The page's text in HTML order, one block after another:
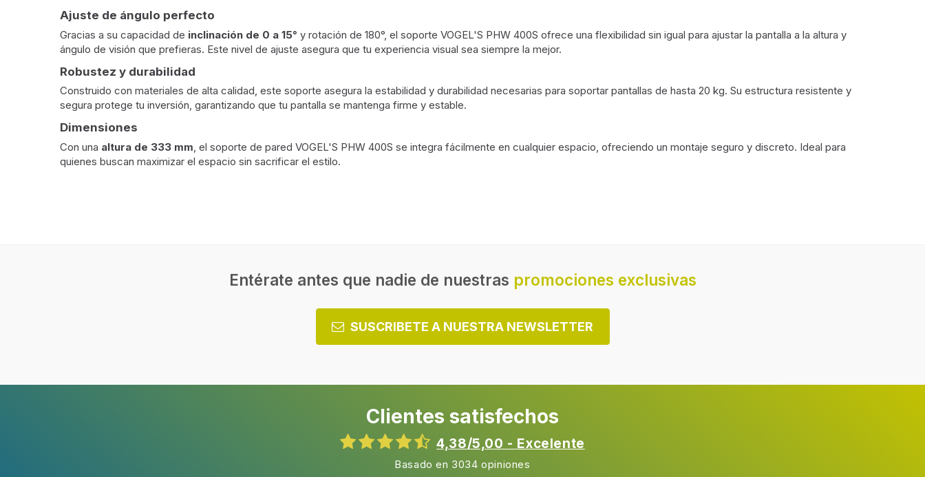
Ajuste de ángulo perfecto
Gracias a su capacidad de inclinación de 0 a 15° y rotación de 180°, el soporte VOGEL'S PHW 400S ofrece una flexibilidad sin igual para ajustar la pantalla a la altura y
ángulo de visión que prefieras. Este nivel de ajuste asegura que tu experiencia visual sea siempre la mejor.
Robustez y durabilidad
Construido con materiales de alta calidad, este soporte asegura la estabilidad y durabilidad necesarias para soportar pantallas de hasta 20 kg. Su estructura resistente y
segura protege tu inversión, garantizando que tu pantalla se mantenga firme y estable.
Dimensiones
Con una altura de 333 mm , el soporte de pared VOGEL'S PHW 400S se integra fácilmente en cualquier espacio, ofreciendo un montaje seguro y discreto. Ideal para
quienes buscan maximizar el espacio sin sacrificar el estilo.
101,6 cm (40")
100 x 100 mm
Interfaz de panel de montaje 100 x 100,200 x 200 mm
Número de pantallas soportadas
Tipo de montaje
Rotar
Ángulo de rotación
Gestión de cables
Entérate antes que nadie de nuestras promociones exclusivas
SUSCRIBETE A NUESTRA NEWSLETTER
Clientes satisfechos
4,38/5,00 - Excelente
Basado en 3034 opiniones